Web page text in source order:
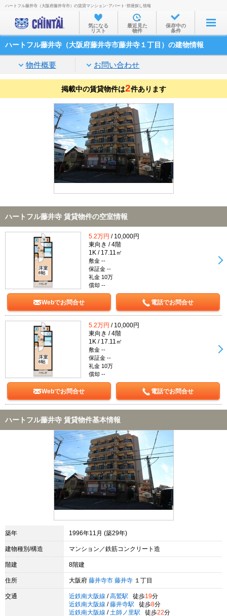
お部屋を探す
沿線・駅から
家賃相場から
通勤通学時間から
物件特集から
不動産会社から
TOP
ハートフル藤井寺（大阪府藤井寺市）の賃貸マンション･アパート･部屋探し情報
気になる
リスト
最近見た
物件
保存中の
条件
ハートフル藤井寺（大阪府藤井寺市藤井寺１丁目）の建物情報
物件概要 お問い合わせ
掲載中の賃貸物件は2件あります
ハートフル藤井寺 賃貸物件の空室情報
5.2万円 / 10,000円
東向き / 4階
1K / 17.11㎡
敷金 --
保証金 --
礼金 10万
償却 --
Webでお問合せ 電話でお問合せ
5.2万円 / 10,000円
東向き / 4階
1K / 17.11㎡
敷金 --
保証金 --
礼金 10万
償却 --
Webでお問合せ 電話でお問合せ
ハートフル藤井寺 賃貸物件基本情報
築年 1996年11月 (築29年)
建物種別/構造 マンション／鉄筋コンクリート造
階建 8階建
住所 大阪府 藤井寺市 藤井寺 １丁目
交通 近鉄南大阪線 / 高鷲駅 徒歩19分
近鉄南大阪線 / 藤井寺駅 徒歩8分
近鉄南大阪線 / 土師ノ里駅 徒歩22分